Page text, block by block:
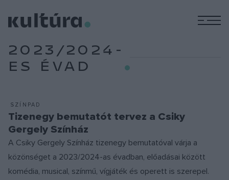
2023/2024-
ES ÉVAD
SZÍNPAD
Tizenegy bemutatót tervez a Csiky
Gergely Színház
A Csiky Gergely Színház tizenegy bemutatóval várja a
közönséget a 2023/2024-as évadban, előadásai között
komédia, musical, színmű, vígjáték és operett is szerepel.